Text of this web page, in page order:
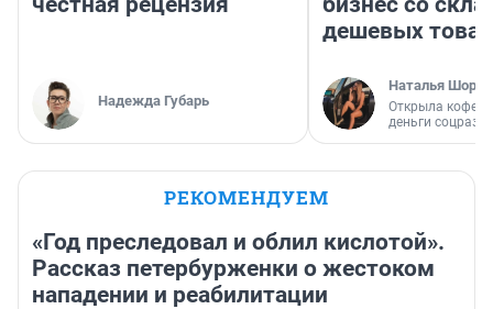
Надежда Губарь
дешевых
Наталья
Открыла
деньги
РЕКОМЕНДУЕМ
«Год преследовал и облил кислотой».
Рассказ петербурженки о жестоком
нападении и реабилитации